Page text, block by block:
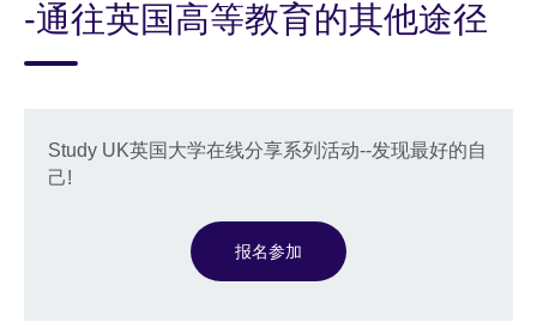
-通往英国高等教育的其他途径
Study UK英国大学在线分享系列活动--发现最好的自
己!
报名参加